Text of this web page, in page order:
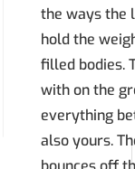
the ways the
hold the
filled bodies.
with on the
everything
also yours.